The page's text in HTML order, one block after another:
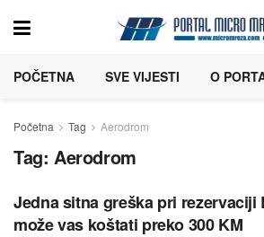
POČETNA SVE VIJESTI O
Početna Tag Aerodrom
Tag: Aerodrom
Jedna sitna greška pri rezervaciji
može vas koštati preko 300 KM